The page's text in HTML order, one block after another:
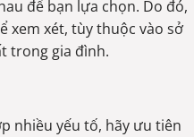
để bạn lựa chọn. Do đó,
xem xét, tùy thuộc vào sở
trong gia đình.
nhiều yếu tố, hãy ưu tiên